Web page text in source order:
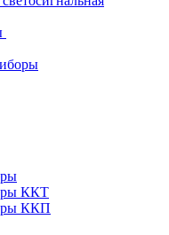
ККТ
ККП